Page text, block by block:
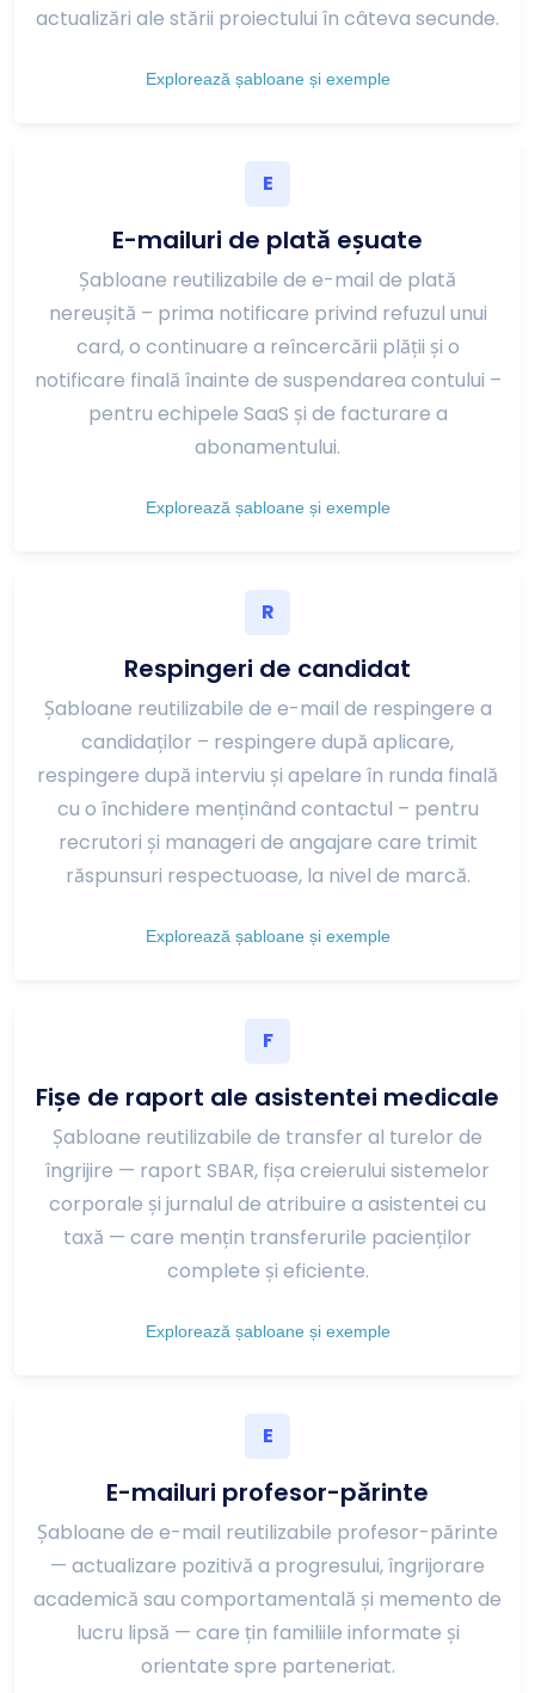
actualizări ale stării proiectului în câteva secunde.
Explorează șabloane și exemple
E
E-mailuri de plată eșuate
Șabloane reutilizabile de e-mail de plată
nereușită – prima notificare privind refuzul unui
card, o continuare a reîncercării plății și o
notificare finală înainte de suspendarea contului –
pentru echipele SaaS și de facturare a
abonamentului.
Explorează șabloane și exemple
R
Respingeri de candidat
Șabloane reutilizabile de e-mail de respingere a
candidaților – respingere după aplicare,
respingere după interviu și apelare în runda finală
cu o închidere menținând contactul – pentru
recrutori și manageri de angajare care trimit
răspunsuri respectuoase, la nivel de marcă.
Explorează șabloane și exemple
F
Fișe de raport ale asistentei medicale
Șabloane reutilizabile de transfer al turelor de
îngrijire — raport SBAR, fișa creierului sistemelor
corporale și jurnalul de atribuire a asistentei cu
taxă — care mențin transferurile pacienților
complete și eficiente.
Explorează șabloane și exemple
E
E-mailuri profesor-părinte
Șabloane de e-mail reutilizabile profesor-părinte
— actualizare pozitivă a progresului, îngrijorare
academică sau comportamentală și memento de
lucru lipsă — care țin familiile informate și
orientate spre parteneriat.